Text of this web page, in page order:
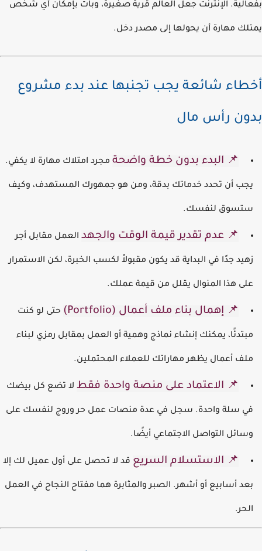
الإنترنت جعل العالم قرية صغيرة، وبات بإمكان أي شخص
مهارة أن يحولها إلى مصدر دخل.
شائعة يجب تجنبها عند بدء مشروع
رأس مال
📌 البدء بدون خطة واضحةمجرد امتلاك مهارة لا يكفي.
أن تحدد خدماتك بدقة، ومن هو جمهورك المستهدف، وكيف
لنفسك.
📌 عدم تقدير قيمة الوقت والجهدالعمل مقابل أجر
جدًا في البداية قد يكون مقبولاً لكسب الخبرة، لكن الاستمرار
هذا المنوال يقلل من قيمة عملك.
📌 إهمال بناء ملف أعمال (Portfolio) حتى لو كنت
يمكنك إنشاء نماذج وهمية أو العمل بمقابل رمزي لبناء
أعمال يظهر مهاراتك للعملاء المحتملين.
📌 الاعتماد على منصة واحدة فقطلا تضع كل بيضك
سلة واحدة. سجل في عدة منصات عمل حر وروج لنفسك على
التواصل الاجتماعي أيضًا.
📌 الاستسلام السريعقد لا تحصل على أول عميل لك إلا
أسابيع أو أشهر. الصبر والمثابرة هما مفتاح النجاح في العمل